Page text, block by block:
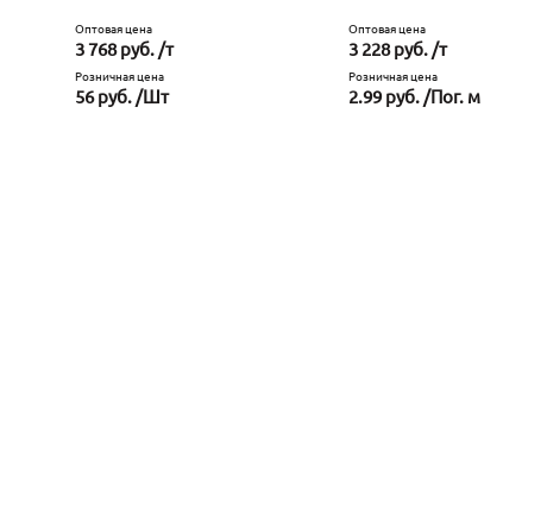
Оптовая цена
3 768 руб. /т
Розничная цена
56 руб. /Шт
Оптовая цена
3 228 руб. /т
Розничная цена
2.99 руб. /Пог. м